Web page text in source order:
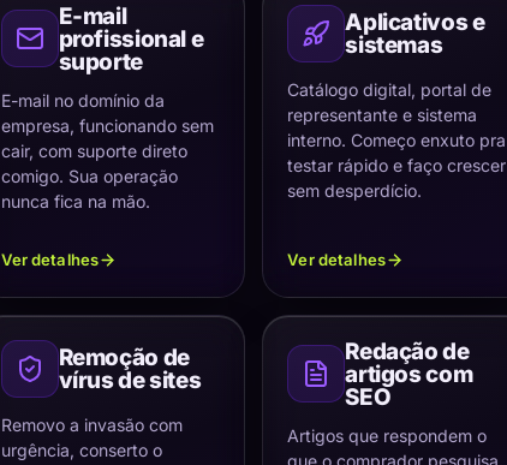
E-mail
profissional e
suporte
E-mail no domínio da
empresa, funcionando sem
cair, com suporte direto
comigo. Sua operação
nunca fica na mão.
Ver detalhes
Aplicativos e
sistemas
Catálogo digital, portal de
representante e sistema
interno. Começo enxuto pra
testar rápido e faço crescer
sem desperdício.
Ver detalhes
Remoção de
vírus de sites
Removo a invasão com
urgência, conserto o
Redação de
artigos com
SEO
Artigos que respondem o
que o comprador pesquisa,